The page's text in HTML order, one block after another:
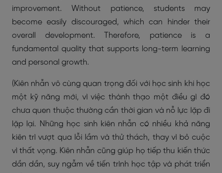
improvement. Without patience, students may
become easily discouraged, which can hinder their
overall development. Therefore, patience is a
fundamental quality that supports long-term learning
and personal growth.
(Kiên nhẫn vô cùng quan trọng đối với học sinh khi học
một kỹ năng mới, vì việc thành thạo một điều gì đó
chưa quen thuộc thường cần thời gian và nỗ lực lặp đi
lặp lại. Những học sinh kiên nhẫn có nhiều khả năng
kiên trì vượt qua lỗi lầm và thử thách, thay vì bỏ cuộc
vì thất vọng. Kiên nhẫn cũng giúp họ tiếp thu kiến thức
dần dần, suy ngẫm về tiến trình học tập và phát triển